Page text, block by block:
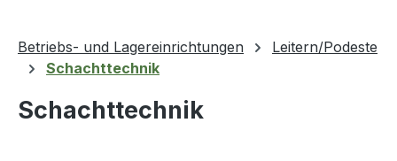
Betriebs- und Lagereinrichtungen
Leitern/Podeste
Schachttechnik
Schachttechnik